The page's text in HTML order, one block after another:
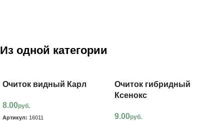
Из одной категории
Очиток видный Карл
8.00руб.
Артикул: 16011
Очиток гибридный
Ксенокс
9.00руб.